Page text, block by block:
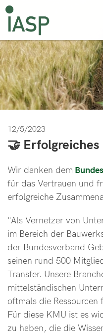
12/5/2023
🤝
Wir danken dem
für das Vertrauen und
erfolgreiche
"Als Vernetzer von
im Bereich der
der Bundesverband
seinen rund 500
Transfer. Unsere
mittelständischen
oftmals die Ressourcen
Für diese KMU ist es
zu haben, die die